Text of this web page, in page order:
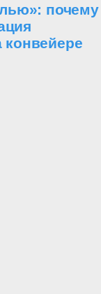
почему
конвейере